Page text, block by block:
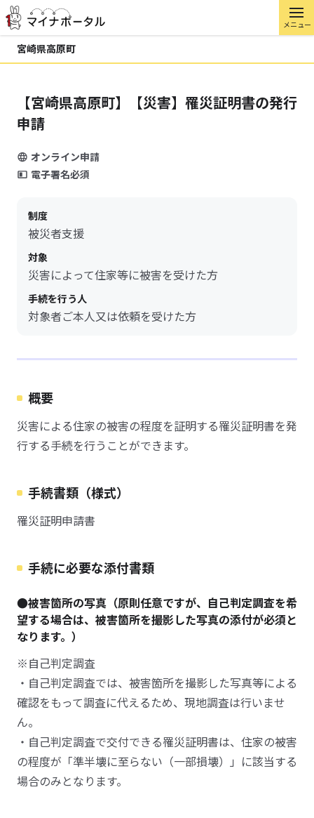
メニュー
宮崎県高原町
【宮崎県高原町】【災害】罹災証明書の発行
申請
オンライン申請
電子署名必須
制度
被災者支援
対象
災害によって住家等に被害を受けた方
手続を行う人
対象者ご本人又は依頼を受けた方
概要
災害による住家の被害の程度を証明する罹災証明書を発
行する手続を行うことができます。
手続書類（様式）
罹災証明申請書
手続に必要な添付書類
●被害箇所の写真（原則任意ですが、自己判定調査を希
望する場合は、被害箇所を撮影した写真の添付が必須と
なります。）
※自己判定調査
・自己判定調査では、被害箇所を撮影した写真等による
確認をもって調査に代えるため、現地調査は行いませ
ん。
・自己判定調査で交付できる罹災証明書は、住家の被害
の程度が「準半壊に至らない（一部損壊）」に該当する
場合のみとなります。